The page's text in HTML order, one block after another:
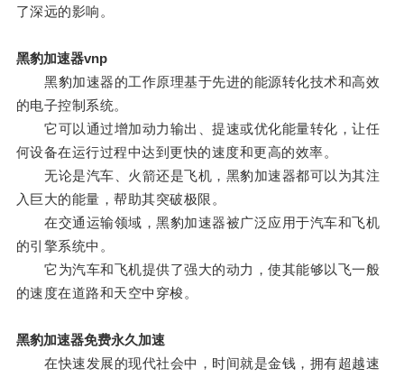
了深远的影响。
黑豹加速器vnp
黑豹加速器的工作原理基于先进的能源转化技术和高效
的电子控制系统。
它可以通过增加动力输出、提速或优化能量转化，让任
何设备在运行过程中达到更快的速度和更高的效率。
无论是汽车、火箭还是飞机，黑豹加速器都可以为其注
入巨大的能量，帮助其突破极限。
在交通运输领域，黑豹加速器被广泛应用于汽车和飞机
的引擎系统中。
它为汽车和飞机提供了强大的动力，使其能够以飞一般
的速度在道路和天空中穿梭。
黑豹加速器免费永久加速
在快速发展的现代社会中，时间就是金钱，拥有超越速